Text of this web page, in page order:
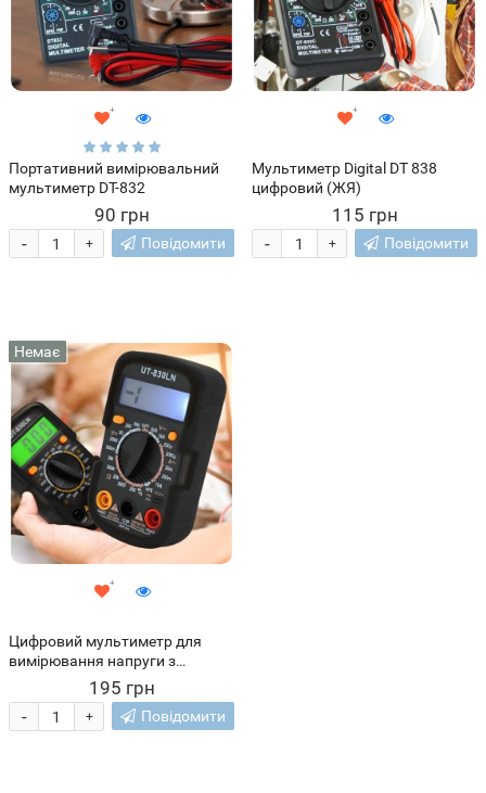
Портативний вимірювальний
мультиметр DT-832
90 грн
+
- Повідомити
Мультиметр Digital DT 838
цифровий (ЖЯ)
115 грн
+
- Повідомити
Немає
Цифровий мультиметр для
вимірювання напруги з
функцією продзвону Digitale DT-
830LN (ЖЯ)
195 грн
+
- Повідомити